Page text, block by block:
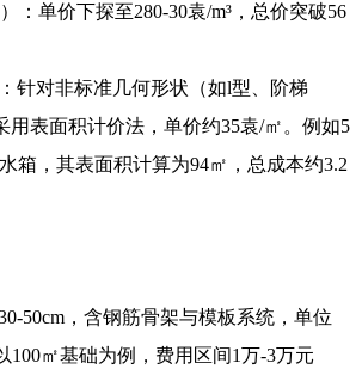
：单价下探至280-30袁/m³，总价突破56
针对非标准几何形状（如l型、阶梯
用表面积计价法，单价约35袁/㎡。例如5
箱，其表面积计算为94㎡，总成本约3.2
50cm，含钢筋骨架与模板系统，单位
100㎡基础为例，费用区间1万-3万元